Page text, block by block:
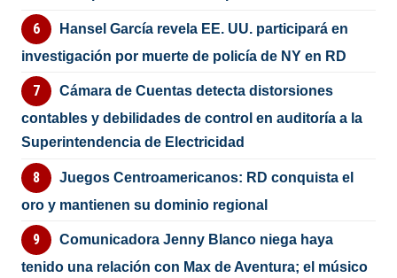
Hansel García revela EE. UU. participará en
investigación por muerte de policía de NY en RD
Cámara de Cuentas detecta distorsiones
contables y debilidades de control en auditoría a la
Superintendencia de Electricidad
Juegos Centroamericanos: RD conquista el
oro y mantienen su dominio regional
Comunicadora Jenny Blanco niega haya
tenido una relación con Max de Aventura; el músico